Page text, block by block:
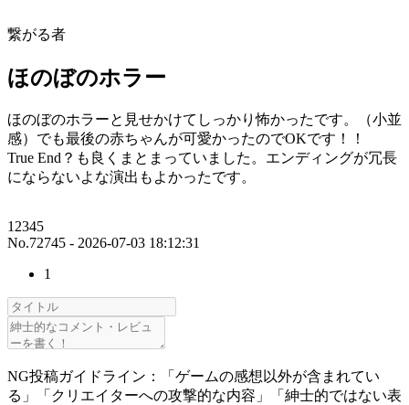
繋がる者
ほのぼのホラー
ほのぼのホラーと見せかけてしっかり怖かったです。（小並
感）でも最後の赤ちゃんが可愛かったのでOKです！！
True End？も良くまとまっていました。エンディングが冗長
にならないよな演出もよかったです。
12345
No.72745 - 2026-07-03 18:12:31
1
NG投稿ガイドライン：「ゲームの感想以外が含まれてい
る」「クリエイターへの攻撃的な内容」「紳士的ではない表